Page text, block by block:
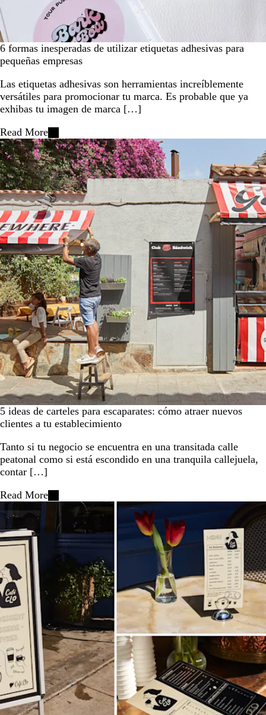
6 formas inesperadas de utilizar etiquetas adhesivas para
pequeñas empresas
Las etiquetas adhesivas son herramientas increíblemente
versátiles para promocionar tu marca. Es probable que ya
exhibas tu imagen de marca […]
Read More
5 ideas de carteles para escaparates: cómo atraer nuevos
clientes a tu establecimiento
Tanto si tu negocio se encuentra en una transitada calle
peatonal como si está escondido en una tranquila callejuela,
contar […]
Read More